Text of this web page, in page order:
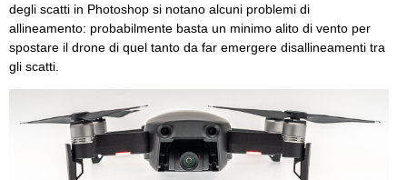
degli scatti in Photoshop si notano alcuni problemi di
allineamento: probabilmente basta un minimo alito di vento per
spostare il drone di quel tanto da far emergere disallineamenti tra
gli scatti.